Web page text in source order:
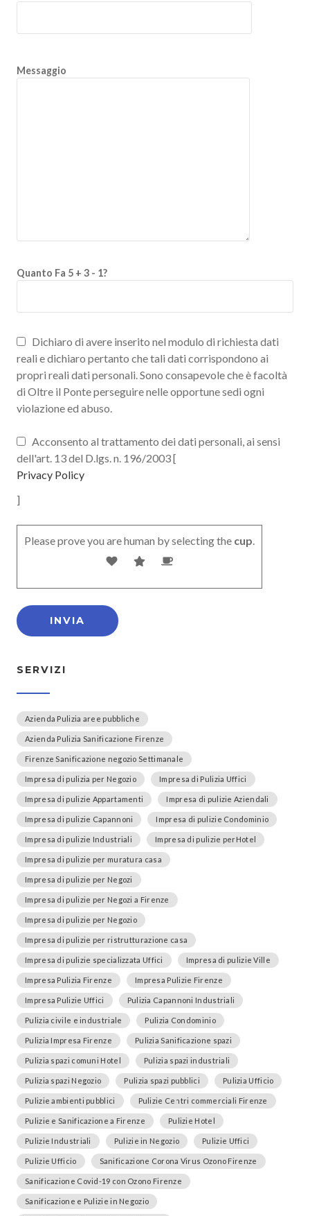
Messaggio
Quanto Fa 5 + 3 - 1?
Dichiaro di avere inserito nel modulo di richiesta dati
reali e dichiaro pertanto che tali dati corrispondono ai
propri reali dati personali. Sono consapevole che è facoltà
di Oltre il Ponte perseguire nelle opportune sedi ogni
violazione ed abuso.
Acconsento al trattamento dei dati personali, ai sensi
dell'art. 13 del D.lgs. n. 196/2003 [
Privacy Policy
]
Please prove you are human by selecting the cup.
SERVIZI
Azienda Pulizia aree pubbliche
Azienda Pulizia Sanificazione Firenze
Firenze Sanificazione negozio Settimanale
Impresa di pulizia per Negozio Impresa di Pulizia Uffici
Impresa di pulizie Appartamenti Impresa di pulizie Aziendali
Impresa di pulizie Capannoni Impresa di pulizie Condominio
Impresa di pulizie Industriali Impresa di pulizie perHotel
Impresa di pulizie per muratura casa
Impresa di pulizie per Negozi
Impresa di pulizie per Negozi a Firenze
Impresa di pulizie per Negozio
Impresa di pulizie per ristrutturazione casa
Impresa di pulizie specializzata Uffici Impresa di pulizie Ville
Impresa Pulizia Firenze Impresa Pulizie Firenze
Impresa Pulizie Uffici Pulizia Capannoni Industriali
Pulizia civile e industriale Pulizia Condominio
Pulizia Impresa Firenze Pulizia Sanificazione spazi
Pulizia spazi comuni Hotel Pulizia spazi industriali
Pulizia spazi Negozio Pulizia spazi pubblici Pulizia Ufficio
Pulizie ambienti pubblici Pulizie Centri commerciali Firenze
Pulizie e Sanificazione a Firenze Pulizie Hotel
Pulizie Industriali Pulizie in Negozio Pulizie Uffici
Pulizie Ufficio Sanificazione Corona Virus Ozono Firenze
Sanificazione Covid-19 con Ozono Firenze
Sanificazione e Pulizie in Negozio